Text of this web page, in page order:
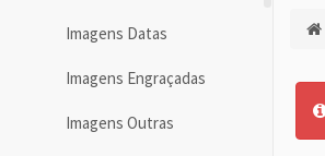
Imagens Datas
Imagens Engraçadas
Imagens Outras